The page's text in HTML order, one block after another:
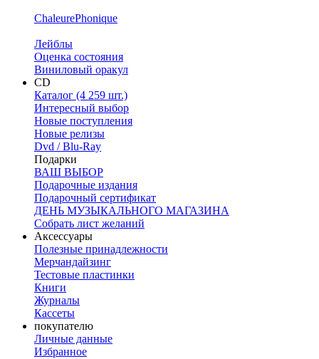
ChaleurePhonique
Лейблы
Оценка состояния
Виниловый оракул
CD
Каталог (4 259 шт.)
Интересный выбор
Новые поступления
Новые релизы
Dvd / Blu-Ray
Подарки
ВАШ ВЫБОР
Подарочные издания
Подарочный сертификат
ДЕНЬ МУЗЫКАЛЬНОГО МАГАЗИНА
Собрать лист желаний
Аксессуары
Полезные принадлежности
Мерчандайзинг
Тестовые пластинки
Книги
Журналы
Кассеты
покупателю
Личные данные
Избранное